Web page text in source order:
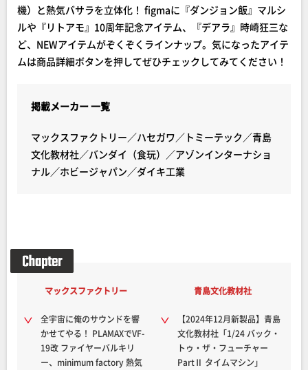
機）と熱気バサラを立体化！ figmaに『ダンジョン飯』マルシ
ルや『リトアモ』10周年記念アイテム、『デアラ』時崎狂三な
ど、NEWアイテムがぞくぞくラインナップ。気になったアイテ
ムは商品詳細ボタンを押してぜひチェックしてみてください！
掲載メーカー 一覧
マックスファクトリー／ハセガワ／トミーテック／青島
文化教材社／バンダイ（食玩）／アゾンインターナショ
ナル／ホビージャパン／ダイキ工業
マックスファクトリー
全宇宙に俺のサウンドを響
かせてやる！ PLAMAXでVF-
19改 ファイヤーバルキリ
ー、minimum factory 熱気
青島文化教材社
【2024年12月新製品】青島
文化教材社「1/24 バック・
トゥ・ザ・フューチャー
PartⅡ タイムマシン」